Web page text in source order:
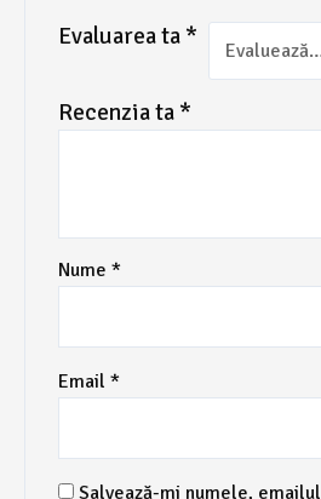
Evaluarea ta *
Recenzia ta *
Nume *
Email *
Salvează-mi numele,